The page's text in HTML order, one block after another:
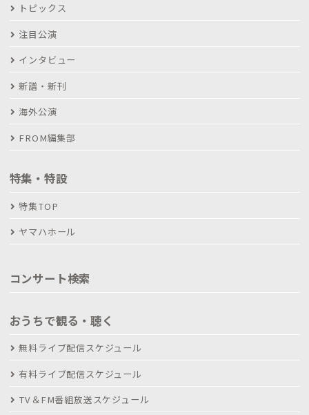
トピックス
注目公演
インタビュー
新譜・新刊
海外公演
FROM編集部
特集・特設
特集TOP
ヤマハホール
コンサート検索
おうちで観る・聴く
無料ライブ配信スケジュール
有料ライブ配信スケジュール
TV＆FM番組放送スケジュール